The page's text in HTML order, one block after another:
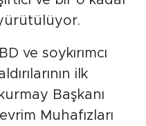
ve soykırımcı
ilk
Başkanı
Muhafızları